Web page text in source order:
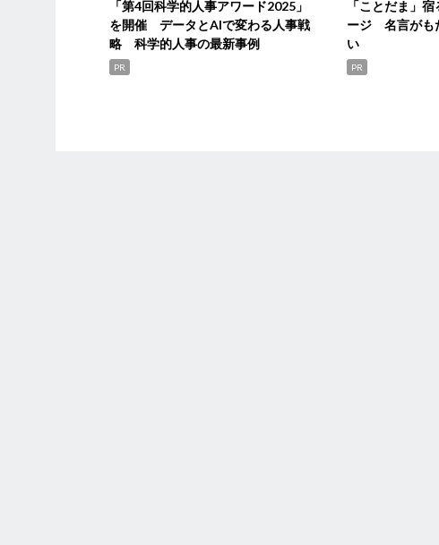
「第4回科学的人事アワード2025」
を開催 データとAIで変わる人事戦
略 科学的人事の最新事例
PR
「ことだま」
ージ 名言がも
い
PR